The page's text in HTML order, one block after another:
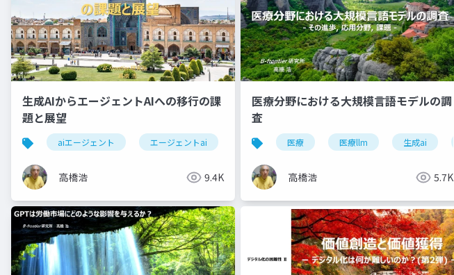
生成AIからエージェントAIへの移行の課
題と展望
aiエージェント エージェントai 自律性 ガバナンス エージェント介入
高橋浩 9.4K
医療分野における大規模言語モデルの調
査
医療 医療llm 生成ai
高橋浩 5.7K